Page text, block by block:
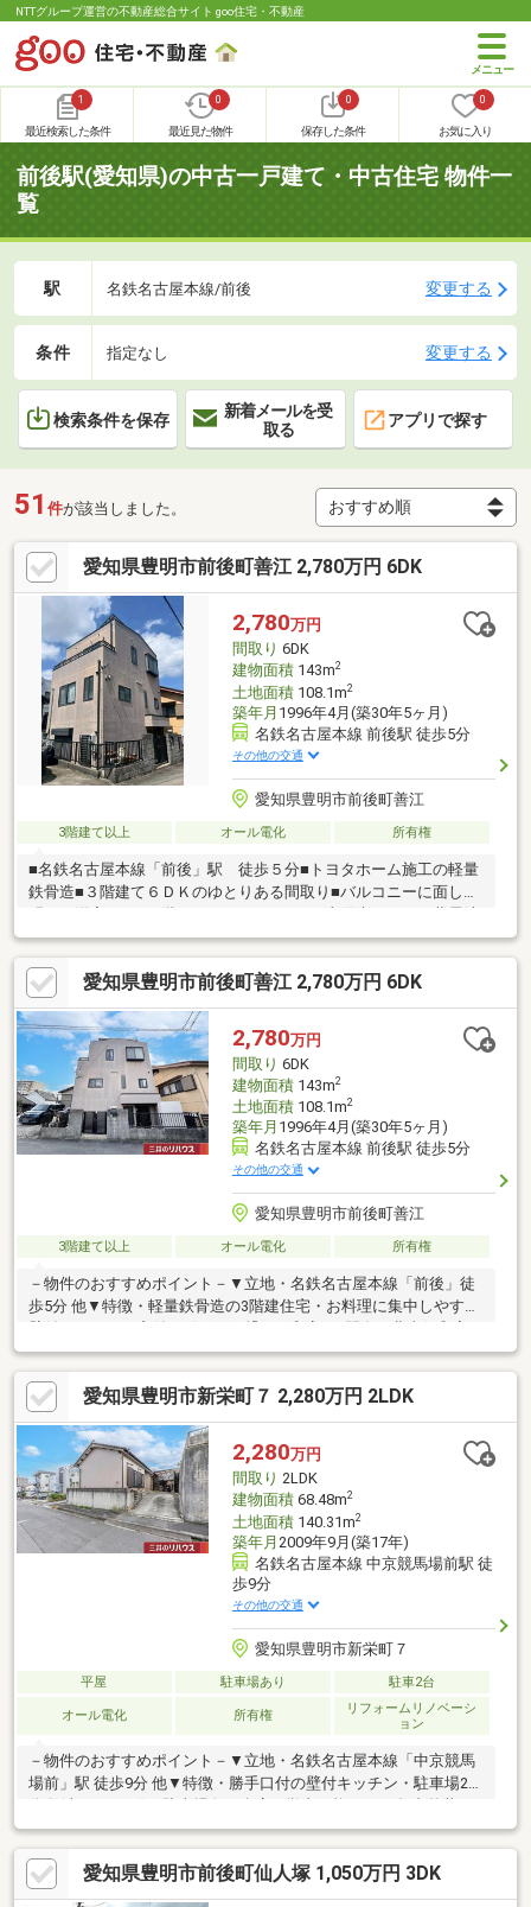
NTTグループ運営の不動産総合サイト goo住宅・不動産
1
最近検索した条件
0
最近見た物件
0
保存した条件
0
お気に入り
前後駅(愛知県)の中古一戸建て・中古住宅 物件一
覧
駅 名鉄名古屋本線/前後 変更する
条件 指定なし 変更する
検索条件を保存
新着メールを受
取る
アプリで探す
51 件が該当しました。
愛知県豊明市前後町善江 2,780万円 6DK
2,780万円
間取り 6DK
建物面積143m2
土地面積108.1m2
築年月 1996年4月(築30年5ヶ月)
名鉄名古屋本線 前後駅 徒歩5分
その他の交通
愛知県豊明市前後町善江
3階建て以上 オール電化 所有権
■名鉄名古屋本線「前後」駅 徒歩５分■トヨタホーム施工の軽量
鉄骨造■３階建て６ＤＫのゆとりある間取り■バルコニーに面した
付のオール電化住宅徒歩圏内に生活利便施設が充実しています～
ライフインフォメーション～◆アミカ豊明店 約１００ｍ◆コー
プとよあけ店 約１３０ｍ◆ファミリーマート前後駅北店 約１
７０ｍ◆ドラッグスギパルネス前後店 約１３０ｍ◆小松公園
約５００ｍ◆すぎうら内科クリニック 約２４０ｍ◆豊明前後郵
便局 約３５０ｍ◆豊明小学校 約８００ｍ◆栄中学校 約１４
００ｍ
愛知県豊明市前後町善江 2,780万円 6DK
2,780万円
間取り 6DK
建物面積143m2
土地面積108.1m2
築年月 1996年4月(築30年5ヶ月)
名鉄名古屋本線 前後駅 徒歩5分
その他の交通
愛知県豊明市前後町善江
3階建て以上 オール電化 所有権
－物件のおすすめポイント－▼立地・名鉄名古屋本線「前後」徒
歩5分 他▼特徴・軽量鉄骨造の3階建住宅・お料理に集中しやすい
ミニキッチン付・家事・生活動線に配慮された2WAY洗面室・2箇
所にトイレを配置、来客時にも気兼ねなく利用可能▼周辺環境・
アミカ豊明店 徒歩2分(約100m)・ドラッグスギパルネス前後店 徒
歩2分(約130m)・豊明小学校 徒歩10分(約800m)※敷地の一部は建
ぺい率60%■ ご希望の住まい探しをお手伝いします
━━━━━・・・物件の詳細・ご相談はお気軽にお問い合わせく
ださい。
愛知県豊明市新栄町７ 2,280万円 2LDK
2,280万円
間取り 2LDK
建物面積68.48m2
土地面積140.31m2
築年月 2009年9月(築17年)
名鉄名古屋本線 中京競馬場前駅 徒
歩9分
その他の交通
愛知県豊明市新栄町７
平屋 駐車場あり 駐車2台
オール電化 所有権
リフォームリノベーシ
ョン
－物件のおすすめポイント－▼立地・名鉄名古屋本線「中京競馬
場前」駅 徒歩9分 他▼特徴・勝手口付の壁付キッチン・駐車場2台
フォーム履歴【新設】キッチン、お風呂(カビ対策加工済・ジャグ
ジー仕様)、クロス、天井、床【外装】屋根、外壁補修▼周辺環
境・栄小学校 徒歩5分(約400m)・山ノ神公園 徒歩2分(約110m)※小
学校の通学路の指定につきましては各学校・教育委員会へご確認
愛知県豊明市前後町仙人塚 1,050万円 3DK